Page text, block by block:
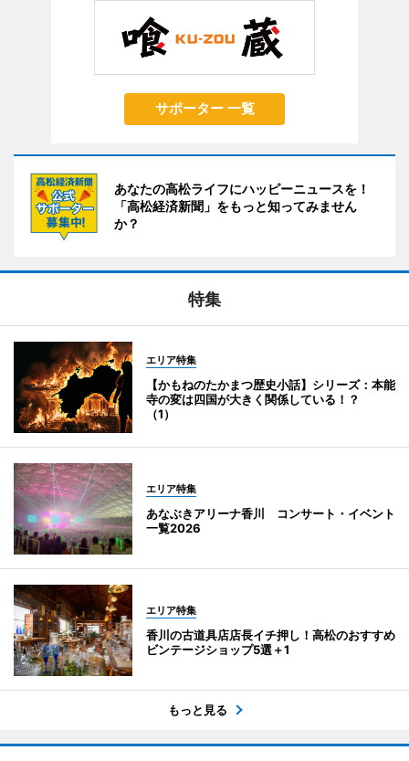
サポーター 一覧
あなたの高松ライフにハッピーニュースを！
「高松経済新聞」をもっと知ってみません
か？
特集
エリア特集
【かもねのたかまつ歴史小話】シリーズ：本能
寺の変は四国が大きく関係している！？
（1）
エリア特集
あなぶきアリーナ香川 コンサート・イベント
一覧2026
エリア特集
香川の古道具店店長イチ押し！高松のおすすめ
ビンテージショップ5選＋1
もっと見る